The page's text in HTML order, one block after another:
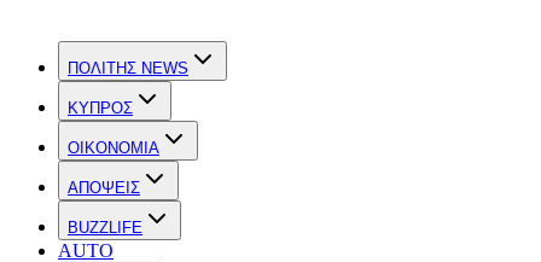
ΠΟΛΙΤΗΣ NEWS
ΚΥΠΡΟΣ
OIKONOMIA
ΑΠΟΨΕΙΣ
BUZZLIFE
AUTO